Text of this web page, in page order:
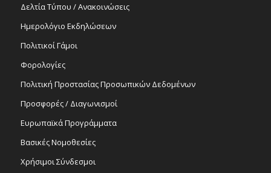
Δελτία Τύπου / Ανακοινώσεις
Ημερολόγιο Εκδηλώσεων
Πολιτικοί Γάμοι
Φορολογίες
Πολιτική Προστασίας Προσωπικών Δεδομένων
Προσφορές / Διαγωνισμοί
Ευρωπαϊκά Προγράμματα
Βασικές Νομοθεσίες
Χρήσιμοι Σύνδεσμοι